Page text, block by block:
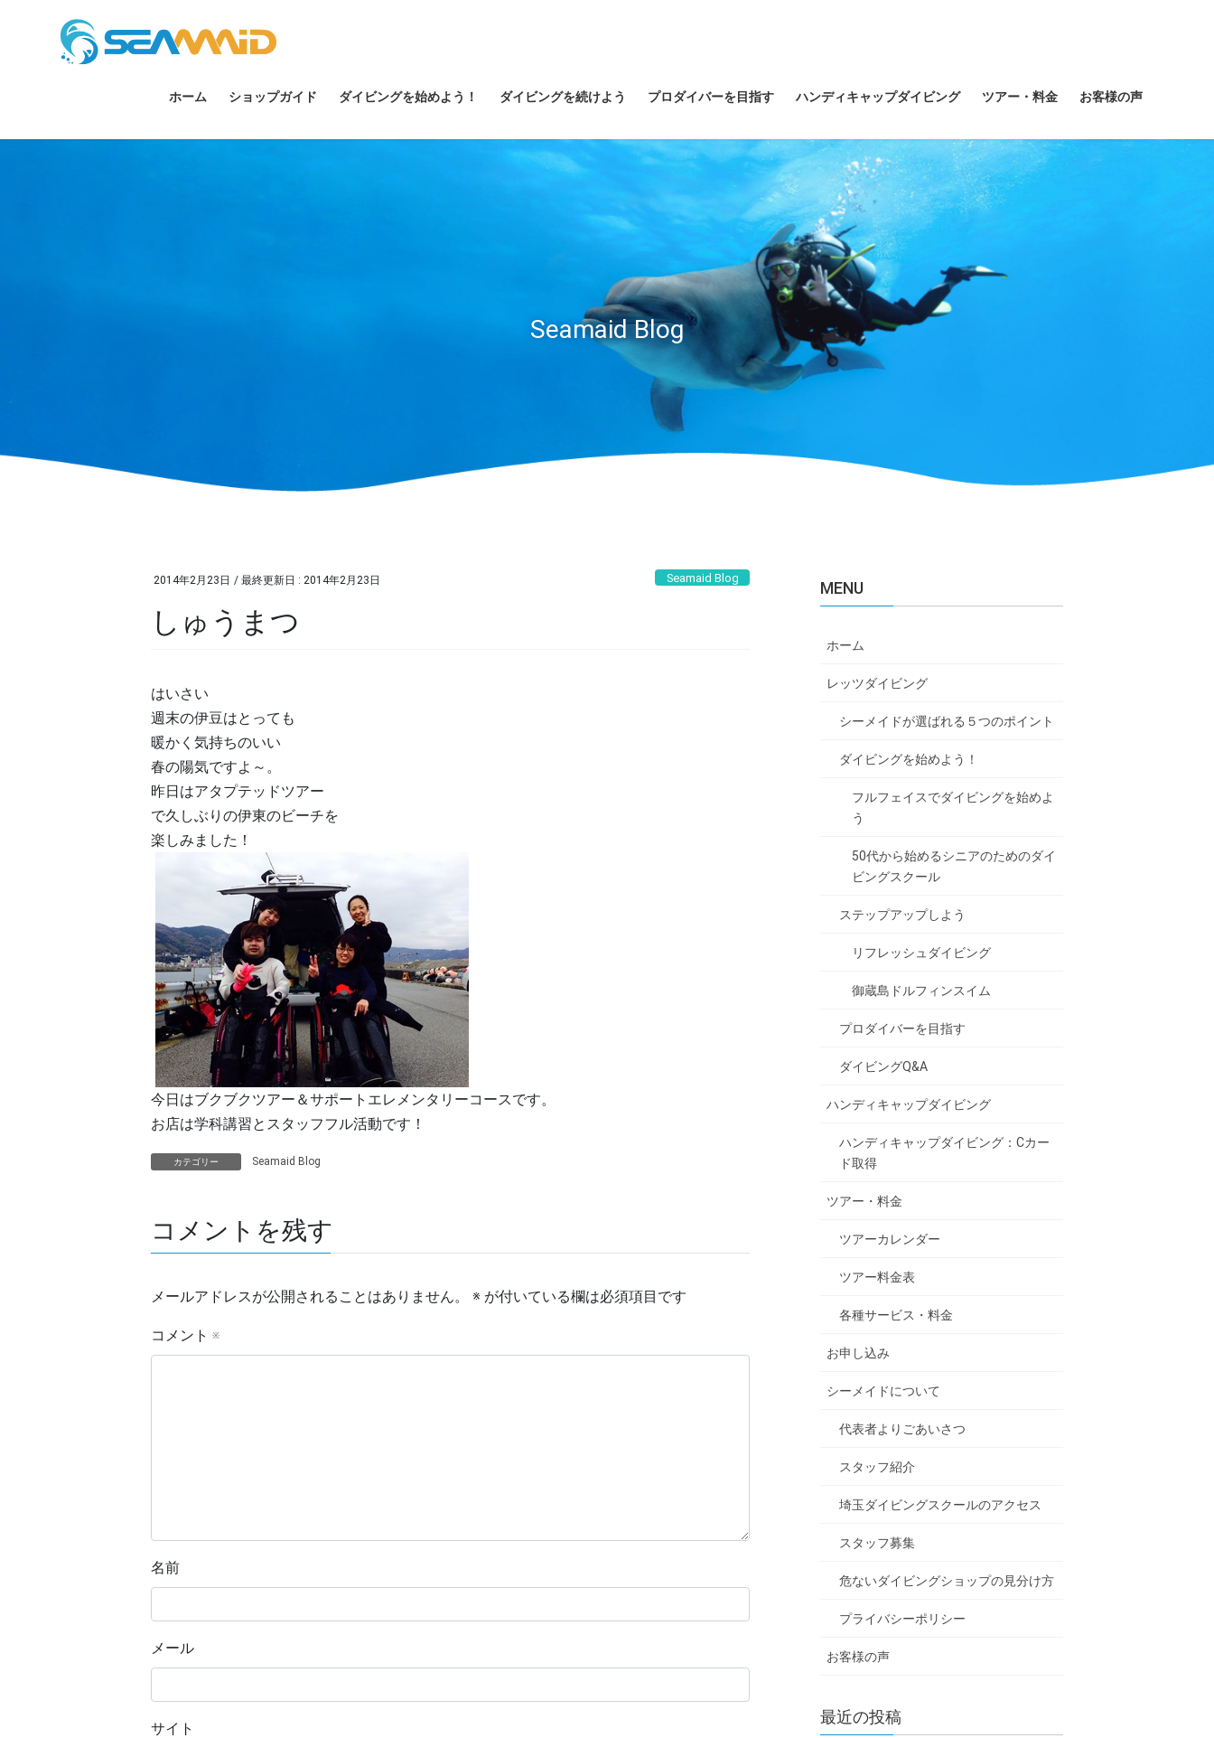
ホーム ショップガイド ダイビングを始めよう！ ダイビングを続けよう プロダイバーを目指す ハンディキャップダイビング ツアー・料金 お客様の声
Seamaid Blog
2014年2月23日 / 最終更新日 : 2014年2月23日 Seamaid Blog
しゅうまつ
はいさい
週末の伊豆はとっても
暖かく気持ちのいい
春の陽気ですよ～。
昨日はアタプテッドツアー
で久しぶりの伊東のビーチを
楽しみました！
今日はブクブクツアー＆サポートエレメンタリーコースです。
お店は学科講習とスタッフフル活動です！
カテゴリー Seamaid Blog
コメントを残す
メールアドレスが公開されることはありません。 ※ が付いている欄は必須項目です
コメント ※
名前
メール
サイト
MENU
ホーム
レッツダイビング
シーメイドが選ばれる５つのポイント
ダイビングを始めよう！
フルフェイスでダイビングを始めよ
う
50代から始めるシニアのためのダイ
ビングスクール
ステップアップしよう
リフレッシュダイビング
御蔵島ドルフィンスイム
プロダイバーを目指す
ダイビングQ&A
ハンディキャップダイビング
ハンディキャップダイビング：Cカー
ド取得
ツアー・料金
ツアーカレンダー
ツアー料金表
各種サービス・料金
お申し込み
シーメイドについて
代表者よりごあいさつ
スタッフ紹介
埼玉ダイビングスクールのアクセス
スタッフ募集
危ないダイビングショップの見分け方
プライバシーポリシー
お客様の声
最近の投稿